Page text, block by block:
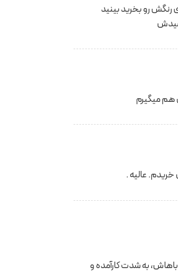
رو بخرید بینید
میگیرم
عالیه .
به شدت کارآمده و